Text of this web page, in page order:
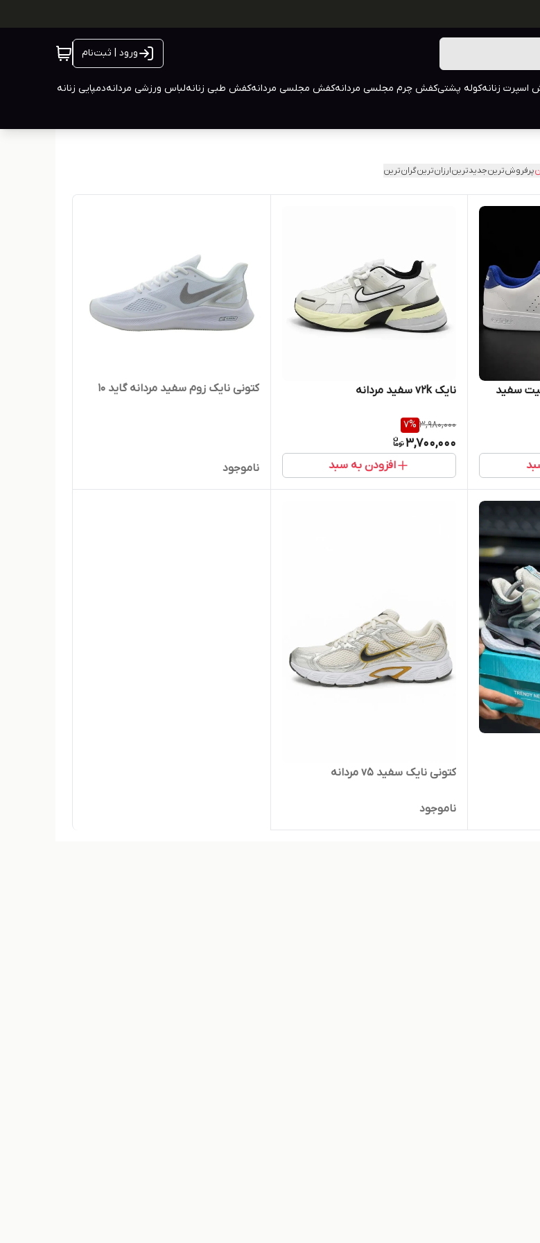
ورود | ثبت‌نام
اسپرت زنانهکوله پشتیکفش چرم مجلسی مردانهکفش مجلسی مردانهکفش طبی زنانهلباس ورزشی مردانهدمپایی زنانه
پرفروش‌ترینجدیدترینارزان‌ترینگران‌ترین
سفید
نایک v2k سفید مردانه
3,980,000
7%
3,700,000
افزودن به سبد
کتونی نایک زوم سفید مردانه گاید 10
ناموجود
کتونی نایک سفید v5 مردانه
ناموجود